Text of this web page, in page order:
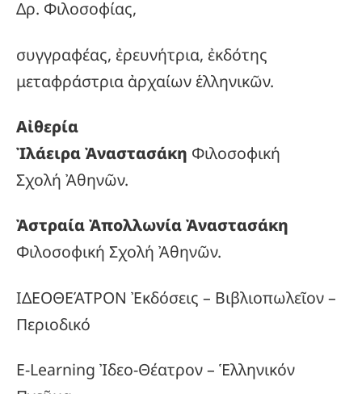
Δρ. Φιλοσοφίας,
συγγραφέας, ἐρευνήτρια, ἐκδότης
μεταφράστρια ἀρχαίων ἑλληνικῶν.
Αἰθερία
Ἰλάειρα Ἀναστασάκη Φιλοσοφική
Σχολή Ἀθηνῶν.
Ἀστραία Ἀπολλωνία Ἀναστασάκη
Φιλοσοφική Σχολή Ἀθηνῶν.
ΙΔΕΟΘΕΆΤΡΟΝ Ἐκδόσεις – Βιβλιοπωλεῖον –
Περιοδικό
E-Learning Ἰδεο-Θέατρον – Ἑλληνικόν